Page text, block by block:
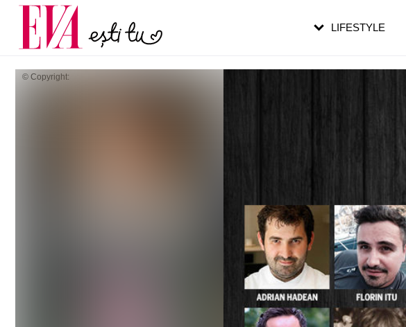
© Copyright:
LIFESTYLE
Carieră
Actualitate
pe măsură ce înaintezi în vârstă